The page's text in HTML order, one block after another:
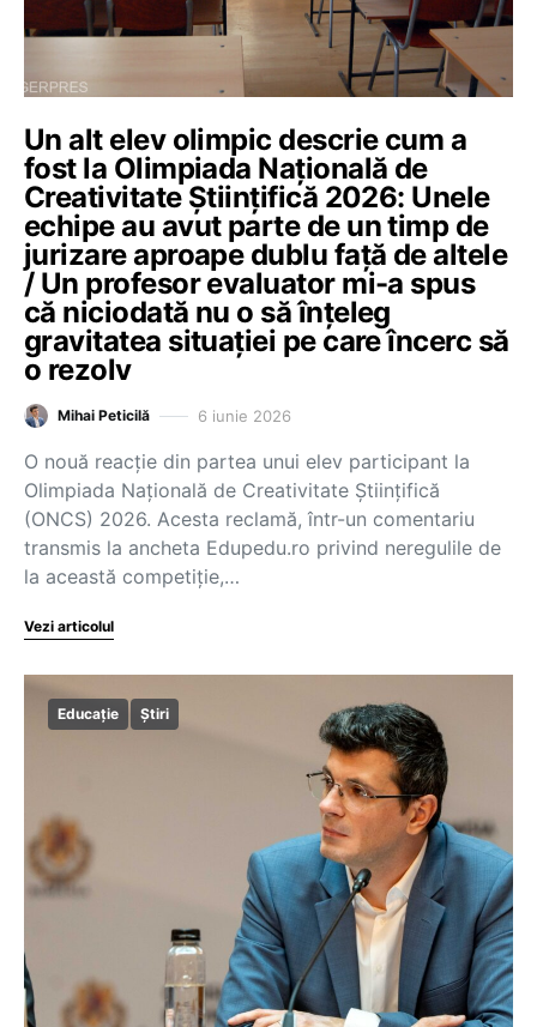
Un alt elev olimpic descrie cum a
fost la Olimpiada Națională de
Creativitate Științifică 2026: Unele
echipe au avut parte de un timp de
jurizare aproape dublu față de altele
/ Un profesor evaluator mi-a spus
că niciodată nu o să înțeleg
gravitatea situației pe care încerc să
o rezolv
Mihai Peticilă 6 iunie 2026
O nouă reacție din partea unui elev participant la
Olimpiada Națională de Creativitate Științifică
(ONCS) 2026. Acesta reclamă, într-un comentariu
transmis la ancheta Edupedu.ro privind neregulile de
la această competiție,…
Vezi articolul
Educație Știri